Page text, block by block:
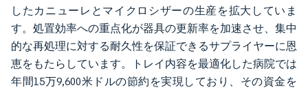
したカニューレとマイクロシザーの生産を拡大していま
す。処置効率への重点化が器具の更新率を加速させ、集中
的な再処理に対する耐久性を保証できるサプライヤーに恩
恵をもたらしています。トレイ内容を最適化した病院では
年間15万9,600米ドルの節約を実現しており、その資金を